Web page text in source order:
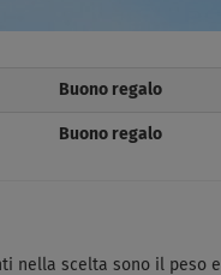
Buono regalo
Buono regalo
nella scelta sono il peso e